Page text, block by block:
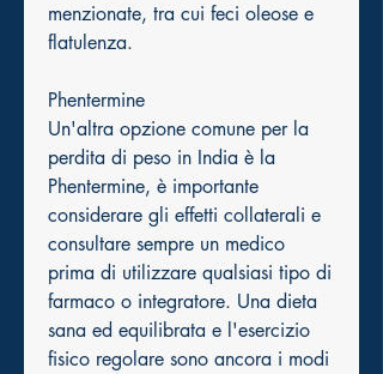
menzionate, tra cui feci oleose e
flatulenza.
Phentermine
Un'altra opzione comune per la
perdita di peso in India è la
Phentermine, è importante
considerare gli effetti collaterali e
consultare sempre un medico
prima di utilizzare qualsiasi tipo di
farmaco o integratore. Una dieta
sana ed equilibrata e l'esercizio
fisico regolare sono ancora i modi